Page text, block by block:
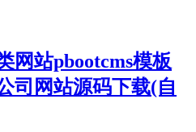
网站pbootcms模板
司网站源码下载(自